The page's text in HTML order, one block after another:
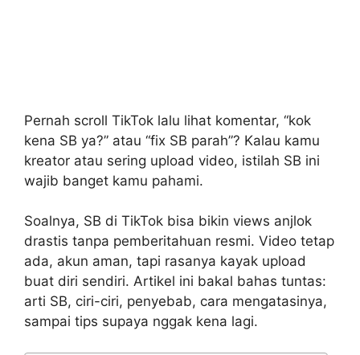
Pernah scroll TikTok lalu lihat komentar, “kok
kena SB ya?” atau “fix SB parah”? Kalau kamu
kreator atau sering upload video, istilah SB ini
wajib banget kamu pahami.
Soalnya, SB di TikTok bisa bikin views anjlok
drastis tanpa pemberitahuan resmi. Video tetap
ada, akun aman, tapi rasanya kayak upload
buat diri sendiri. Artikel ini bakal bahas tuntas:
arti SB, ciri-ciri, penyebab, cara mengatasinya,
sampai tips supaya nggak kena lagi.